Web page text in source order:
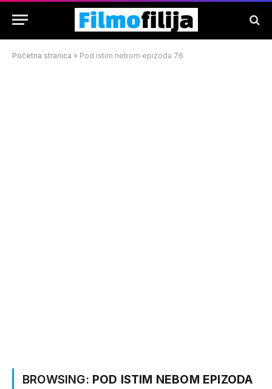
Početna stranica » Pod istim nebom epizoda 76
BROWSING: POD ISTIM NEBOM EPIZODA